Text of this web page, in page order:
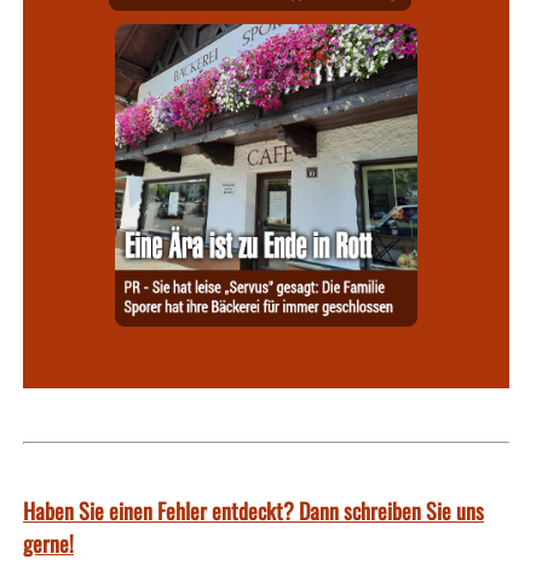
Haben Sie einen Fehler entdeckt? Dann schreiben Sie uns
gerne!